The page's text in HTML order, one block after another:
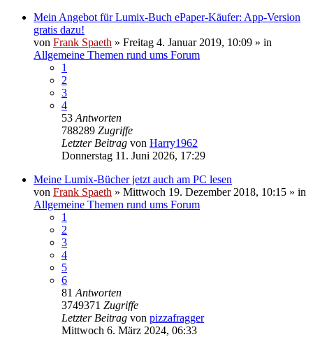
Mein Angebot für Lumix-Buch ePaper-Käufer: App-Version
gratis dazu!
von Frank Spaeth » Freitag 4. Januar 2019, 10:09 » in
Allgemeine Themen rund ums Forum
1
2
3
4
53 Antworten
788289 Zugriffe
Letzter Beitrag von Harry1962
Donnerstag 11. Juni 2026, 17:29
Meine Lumix-Bücher jetzt auch am PC lesen
von Frank Spaeth » Mittwoch 19. Dezember 2018, 10:15 » in
Allgemeine Themen rund ums Forum
1
2
3
4
5
6
81 Antworten
3749371 Zugriffe
Letzter Beitrag von pizzafragger
Mittwoch 6. März 2024, 06:33